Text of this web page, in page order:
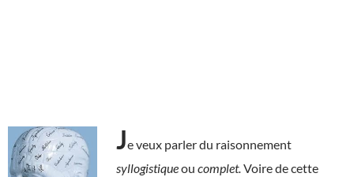
Je veux parler du raisonnement
syllogistiqueou complet. Voire de cette